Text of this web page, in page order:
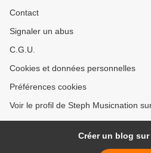
Contact
Signaler un abus
C.G.U.
Cookies et données personnelles
Préférences cookies
Voir le profil de Steph Musicnation
Créer un blog